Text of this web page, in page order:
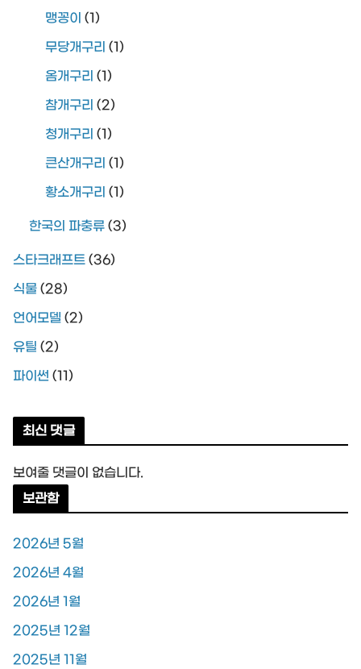
맹꽁이 (1)
무당개구리 (1)
옴개구리 (1)
참개구리 (2)
청개구리 (1)
큰산개구리 (1)
황소개구리 (1)
한국의 파충류 (3)
스타크래프트 (36)
식물 (28)
언어모델 (2)
유틸 (2)
파이썬 (11)
최신 댓글
보여줄 댓글이 없습니다.
보관함
2026년 5월
2026년 4월
2026년 1월
2025년 12월
2025년 11월